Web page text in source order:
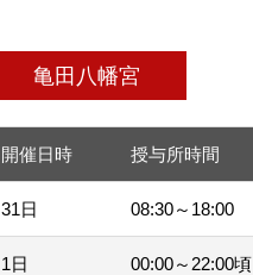
亀田八幡宮
開催日時 授与所時間
31日 08:30～18:00
1日 00:00～22:00頃